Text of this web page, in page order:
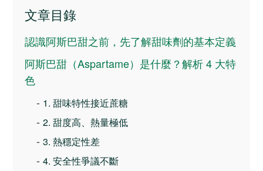
文章目錄
認識阿斯巴甜之前，先了解甜味劑的基本定義
阿斯巴甜（Aspartame）是什麼？解析 4 大特
色
- 1. 甜味特性接近蔗糖
- 2. 甜度高、熱量極低
- 3. 熱穩定性差
- 4. 安全性爭議不斷